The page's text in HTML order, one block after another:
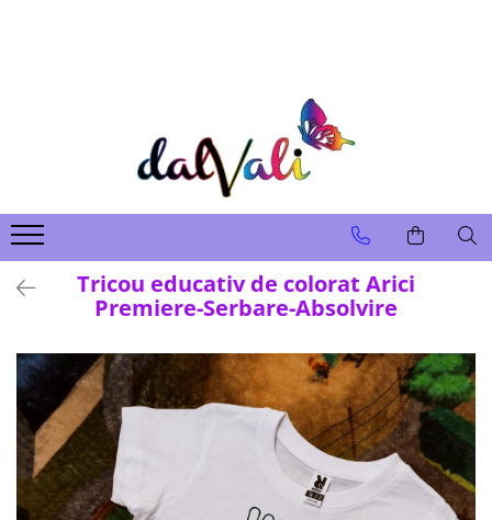
GENTI DE COLORAT
Tricou educativ de colorat Arici
Premiere-Serbare-Absolvire